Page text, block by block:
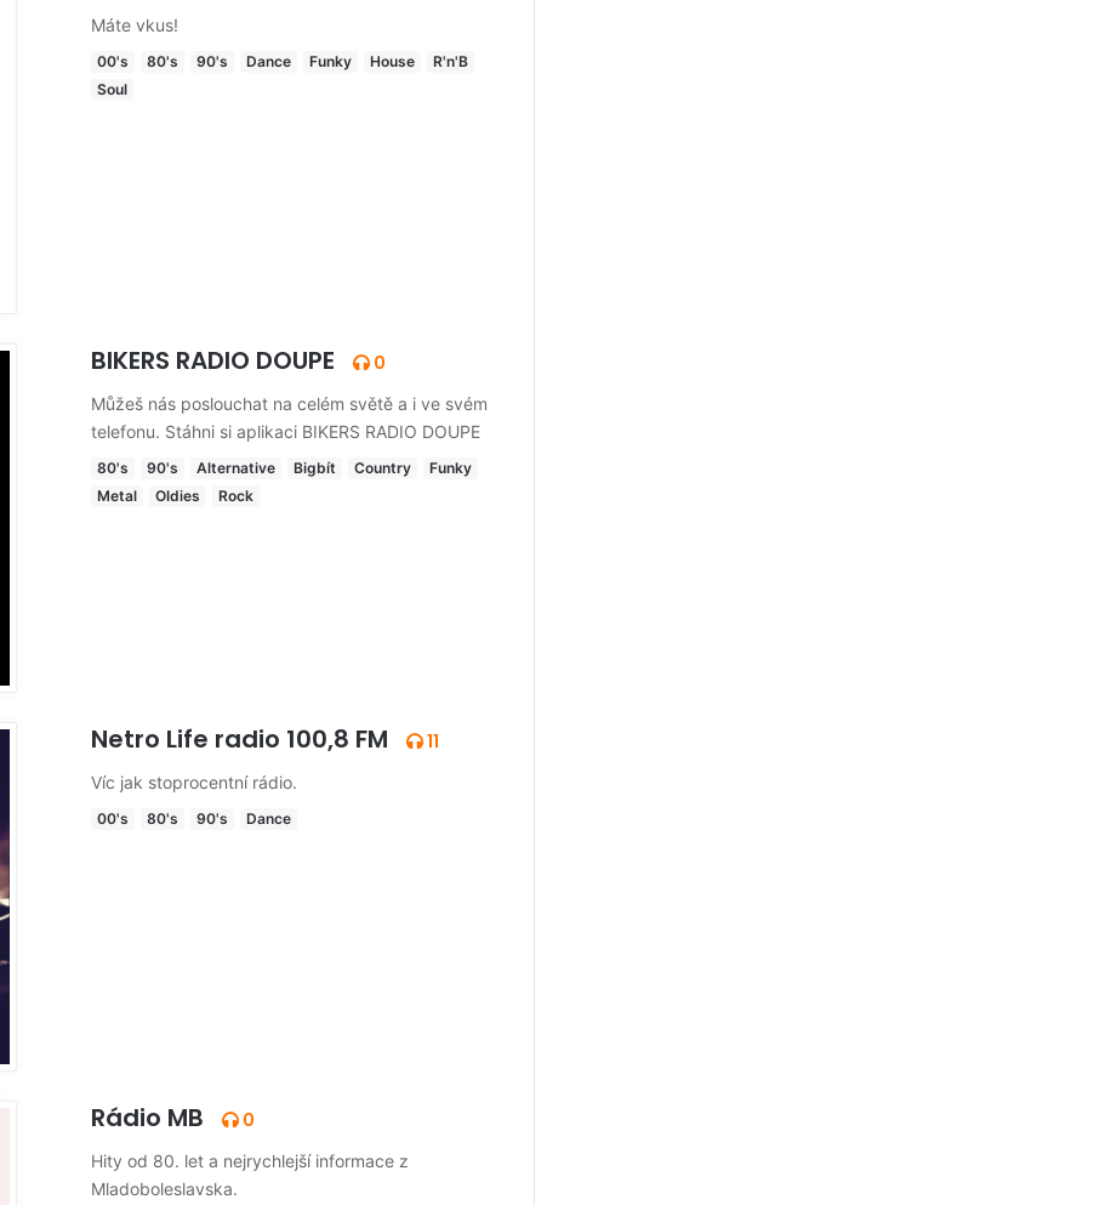
Máte vkus!
00's 80's 90's Dance Funky House
R'n'B
Soul
BIKERS RADIO DOUPE 0
Můžeš nás poslouchat na celém světě a i ve svém
telefonu. Stáhni si aplikaci BIKERS RADIO DOUPE
80's 90's Alternative Bigbít Country
Funky
Metal
Oldies Rock
Netro Life radio 100,8 FM 11
Víc jak stoprocentní rádio.
00's 80's 90's Dance
Rádio MB 0
Hity od 80. let a nejrychlejší informace z
Mladoboleslavska.